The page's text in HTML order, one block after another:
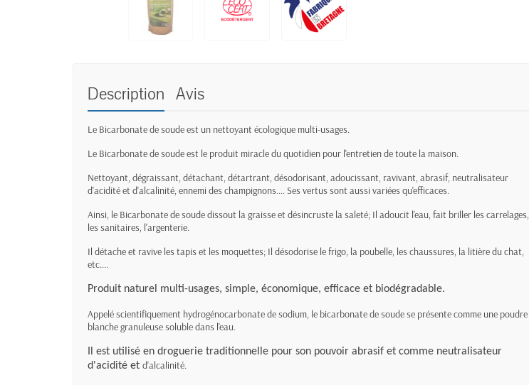
Description Avis
Le Bicarbonate de soude est un nettoyant écologique multi-usages.
Le Bicarbonate de soude est le produit miracle du quotidien pour l'entretien de toute la maison.
Nettoyant, dégraissant, détachant, détartrant, désodorisant, adoucissant, ravivant, abrasif, neutralisateur
d'acidité et d'alcalinité, ennemi des champignons.... Ses vertus sont aussi variées qu'efficaces.
Ainsi, le Bicarbonate de soude dissout la graisse et désincruste la saleté; Il adoucit l'eau, fait briller les carrelages,
les sanitaires, l'argenterie.
Il détache et ravive les tapis et les moquettes; Il désodorise le frigo, la poubelle, les chaussures, la litière du chat,
etc....
Produit naturel multi-usages, simple, économique, efficace et biodégradable.
Appelé scientifiquement hydrogénocarbonate de sodium, le bicarbonate de soude se présente comme une poudre
blanche granuleuse soluble dans l'eau.
Il est utilisé en droguerie traditionnelle pour son pouvoir abrasif et comme neutralisateur
d'acidité et d'alcalinité.